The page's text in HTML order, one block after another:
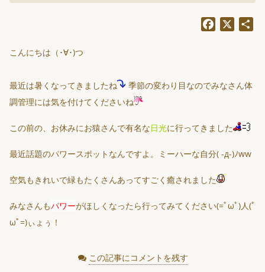
Facebook
こんにちは（･∀･)つ
最近は暑くなってきましたね
季節の変わり目なのでみなさん体
調管理には気を付けてくださいね
この前の、お休みにお猿さんで有名な日光に行ってきました
最近話題のパワースポットなんですよ。ミーハーな自分( -д-)ﾉww
空気もきれいで緑もたくさんあってすごく癒されました
みなさんもパワーがほしくなったら行ってみてください(=ﾟωﾟ)人(ﾟ
ωﾟ=)ぃょぅ！
この記事にコメントを残す